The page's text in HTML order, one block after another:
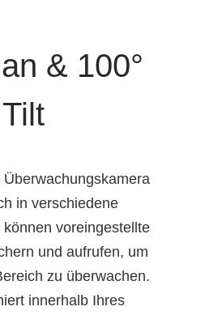
& 100°
Tilt
in verschiedene
voreingestellte
und aufrufen, um
zu überwachen.
innerhalb Ihres